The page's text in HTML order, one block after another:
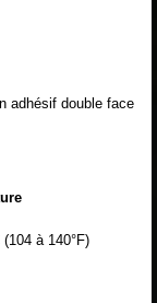
adhésif double face
(104 à 140°F)